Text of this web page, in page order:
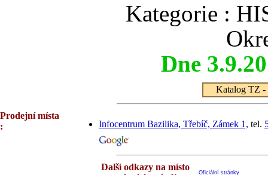
Kategorie :
Dne
Katalog TZ -
Prodejní místa
:
Infocentrum Bazilika, Třebíč, Zámek 1, tel.
Další odkazy na místo
Oficiální stránky